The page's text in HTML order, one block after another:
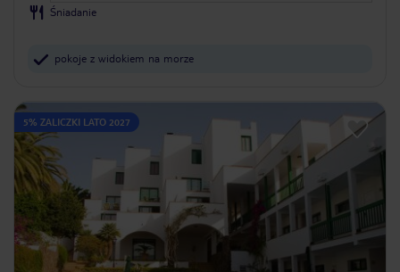
Śniadanie
pokoje z widokiem na morze
5% ZALICZKI LATO 2027